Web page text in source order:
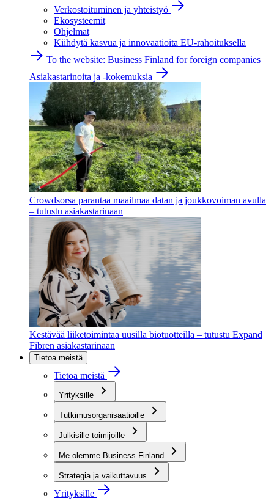
Verkostoituminen ja yhteistyö
Ekosysteemit
Ohjelmat
Kiihdytä kasvua ja innovaatioita EU-rahoituksella
To the website: Business Finland for foreign companies
Asiakastarinoita ja -kokemuksia
Crowdsorsa parantaa maailmaa datan ja joukkovoiman avulla
– tutustu asiakastarinaan
Kestävää liiketoimintaa uusilla biotuotteilla – tutustu Expand
Fibren asiakastarinaan
Tietoa meistä
Tietoa meistä
Yrityksille
Tutkimusorganisaatioille
Julkisille toimijoille
Me olemme Business Finland
Strategia ja vaikuttavuus
Yrityksille